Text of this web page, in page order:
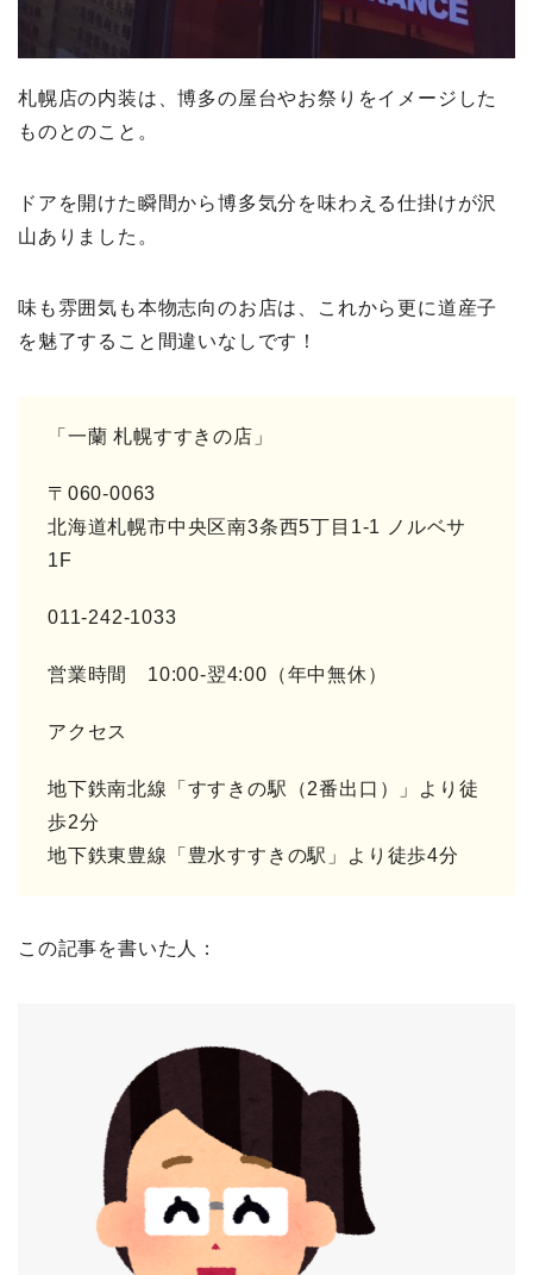
札幌店の内装は、博多の屋台やお祭りをイメージした
ものとのこと。
ドアを開けた瞬間から博多気分を味わえる仕掛けが沢
山ありました。
味も雰囲気も本物志向のお店は、これから更に道産子
を魅了すること間違いなしです！
「一蘭 札幌すすきの店」
〒060-0063
北海道札幌市中央区南3条西5丁目1-1 ノルベサ
1F
011-242-1033
営業時間 10:00-翌4:00（年中無休）
アクセス
地下鉄南北線「すすきの駅（2番出口）」より徒
歩2分
地下鉄東豊線「豊水すすきの駅」より徒歩4分
この記事を書いた人：